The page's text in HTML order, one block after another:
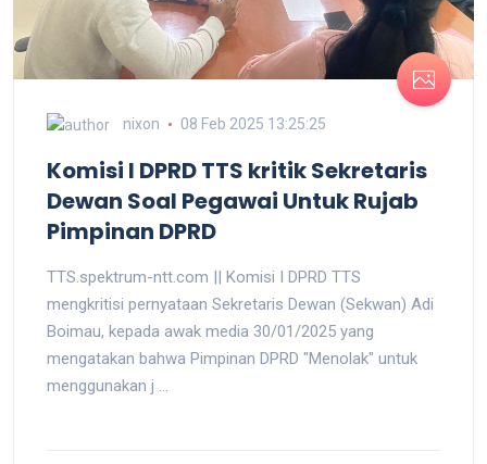
nixon 08 Feb 2025 13:25:25
Komisi I DPRD TTS kritik Sekretaris
Dewan Soal Pegawai Untuk Rujab
Pimpinan DPRD
TTS.spektrum-ntt.com || Komisi I DPRD TTS
mengkritisi pernyataan Sekretaris Dewan (Sekwan) Adi
Boimau, kepada awak media 30/01/2025 yang
mengatakan bahwa Pimpinan DPRD "Menolak" untuk
menggunakan j ...